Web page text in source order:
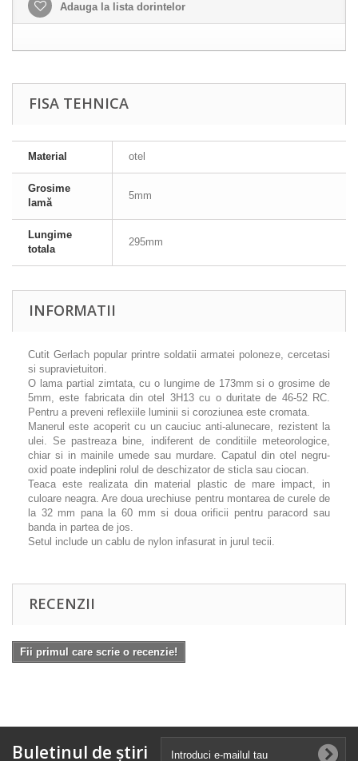
Adauga la lista dorintelor
FISA TEHNICA
Material otel
Grosime
lamă
5mm
Lungime
totala
295mm
INFORMATII
Cutit Gerlach popular printre soldatii armatei poloneze, cercetasi
si supravietuitori.
O lama partial zimtata, cu o lungime de 173mm si o grosime de
5mm, este fabricata din otel 3H13 cu o duritate de 46-52 RC.
Pentru a preveni reflexiile luminii si coroziunea este cromata.
Manerul este acoperit cu un cauciuc anti-alunecare, rezistent la
ulei. Se pastreaza bine, indiferent de conditiile meteorologice,
chiar si in mainile umede sau murdare. Capatul din otel negru-
oxid poate indeplini rolul de deschizator de sticla sau ciocan.
Teaca este realizata din material plastic de mare impact, in
culoare neagra. Are doua urechiuse pentru montarea de curele de
la 32 mm pana la 60 mm si doua orificii pentru paracord sau
banda in partea de jos.
Setul include un cablu de nylon infasurat in jurul tecii.
RECENZII
Fii primul care scrie o recenzie!
Buletinul de știri